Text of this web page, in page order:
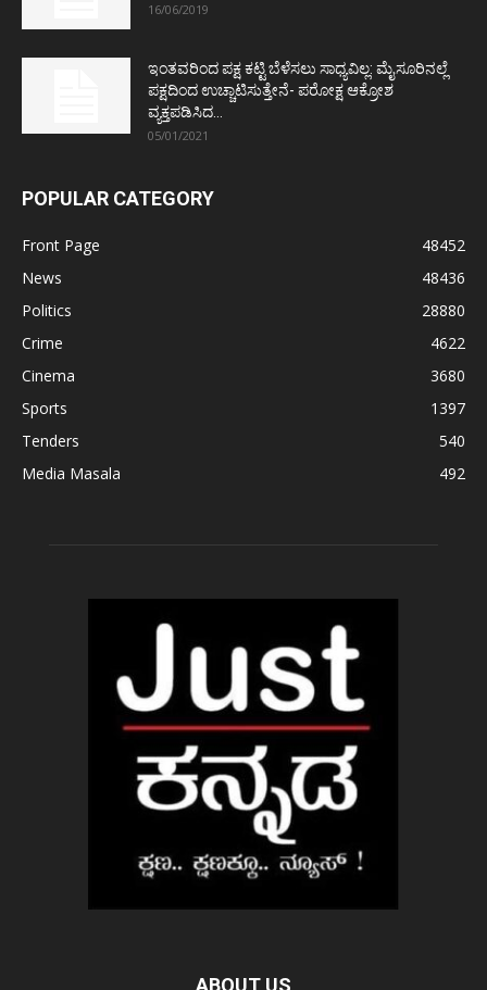
16/06/2019
ಇಂತವರಿಂದ ಪಕ್ಷ ಕಟ್ಟಿ ಬೆಳೆಸಲು ಸಾಧ್ಯವಿಲ್ಲ: ಮೈಸೂರಿನಲ್ಲೆ
ಪಕ್ಷದಿಂದ ಉಚ್ಚಾಟಿಸುತ್ತೇನೆ- ಪರೋಕ್ಷ ಆಕ್ರೋಶ
ವ್ಯಕ್ತಪಡಿಸಿದ...
05/01/2021
POPULAR CATEGORY
Front Page
48452
News
48436
Politics
28880
Crime
4622
Cinema
3680
Sports
1397
Tenders
540
Media Masala
492
ABOUT US